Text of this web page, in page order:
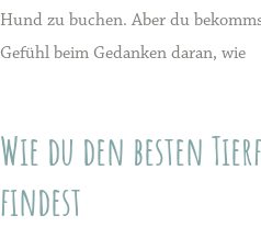
Hund zu buchen. Aber du
Gefühl beim Gedanken daran, wie
Wie du den besten
findest